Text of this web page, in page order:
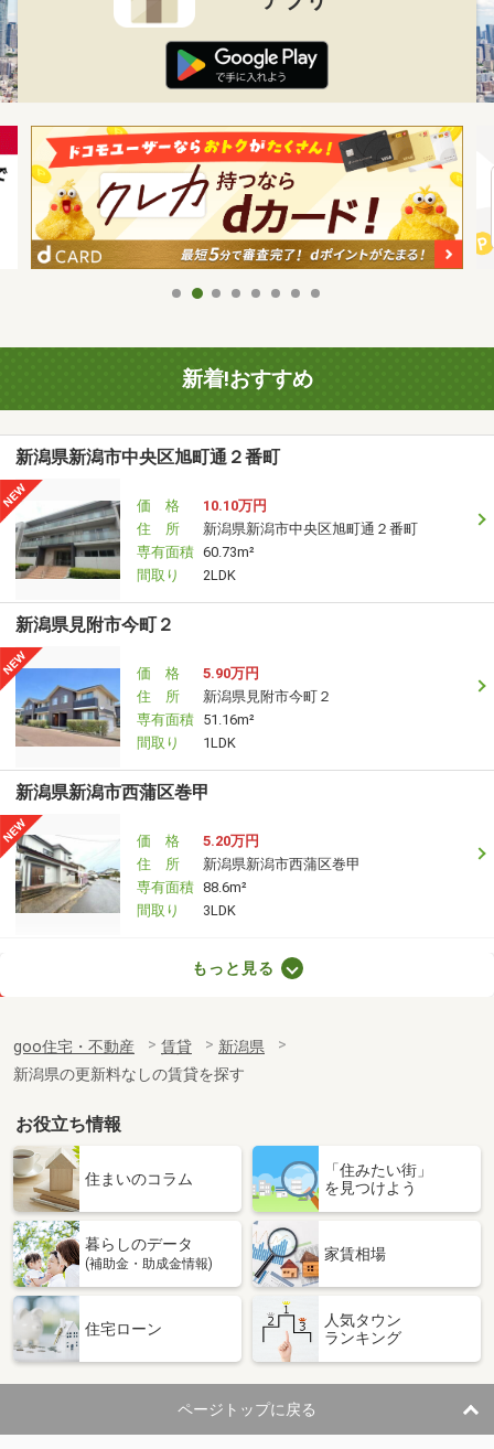
新着!おすすめ
新潟県新潟市中央区旭町通２番町
価 格
10.10万円
住 所
新潟県新潟市中央区旭町通２番町
専有面積 60.73m²
間取り
2LDK
新潟県見附市今町２
価 格
5.90万円
住 所
新潟県見附市今町２
専有面積 51.16m²
間取り
1LDK
新潟県新潟市西蒲区巻甲
価 格
5.20万円
住 所
新潟県新潟市西蒲区巻甲
専有面積 88.6m²
間取り
3LDK
新潟県新潟市中央区東万代町
専有面積
83.74m²
間取り
3LDK
新潟県上越市大和５
価 格
6.30万円
新潟県上越市大和５
専有面積 34.76m²
間取り
新潟県上越市大潟区下小船津浜
住 所
新潟県上越市大潟区下小船津浜
専有面積 65.72m²
間取り
2LDK
もっと見る
goo住宅・不動産 賃貸
新潟県
新潟県の更新料なしの賃貸を探す
お役立ち情報
住まいのコラム
「住みたい街」
を見つけよう
暮らしのデータ
(補助金・助成金情報)
家賃相場
住宅ローン
人気タウン
ランキング
ページトップに戻る